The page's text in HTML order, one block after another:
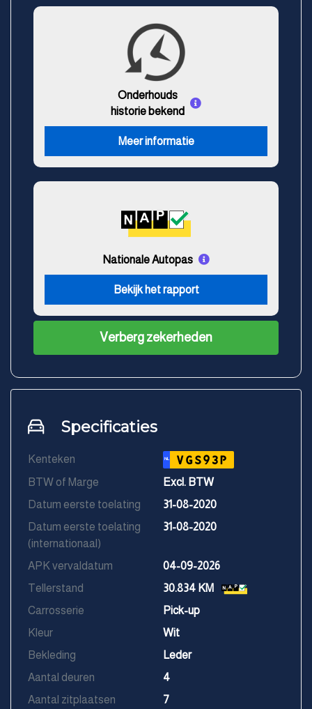
Onderhouds
historie bekend
Meer informatie
Nationale Autopas
Bekijk het rapport
Verberg zekerheden
Specificaties
Kenteken NL VGS93P
BTW of Marge
Excl. BTW
Datum eerste toelating
31-08-2020
Datum eerste toelating
(internationaal)
31-08-2020
APK vervaldatum
04-09-2026
Tellerstand
30.834 KM
Carrosserie
Pick-up
Kleur
Wit
Bekleding
Leder
Aantal deuren
4
Aantal zitplaatsen
7